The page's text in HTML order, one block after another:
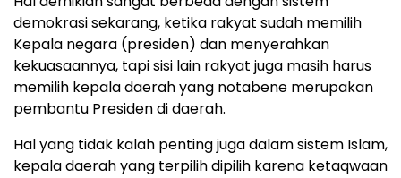
demokrasi sekarang, ketika rakyat sudah memilih
Kepala negara (presiden) dan menyerahkan
kekuasaannya, tapi sisi lain rakyat juga masih harus
memilih kepala daerah yang notabene merupakan
pembantu Presiden di daerah.
Hal yang tidak kalah penting juga dalam sistem Islam,
kepala daerah yang terpilih dipilih karena ketaqwaan